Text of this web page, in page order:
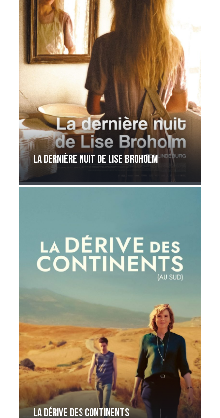
La dernière nuit de Lise Broholm
La dérive des continents